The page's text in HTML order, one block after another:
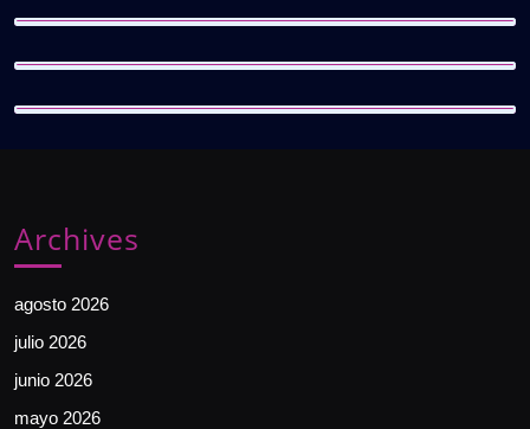
Archives
agosto 2026
julio 2026
junio 2026
mayo 2026